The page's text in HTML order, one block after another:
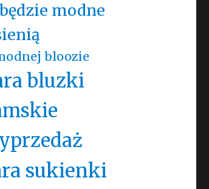
modne
bloozie
bluzki
sukienki